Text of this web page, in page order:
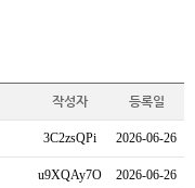
작성자 등록일
3C2zsQPi 2026-06-26
u9XQAy7O 2026-06-26